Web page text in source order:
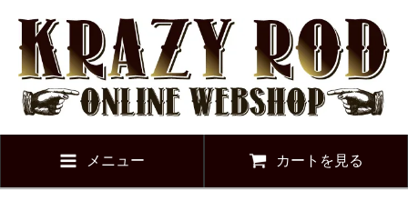
メニュー カートを見る